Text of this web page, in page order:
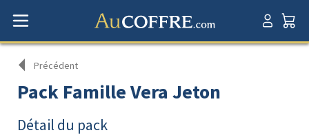
Précédent
Pack Famille Vera Jeton
Détail du pack